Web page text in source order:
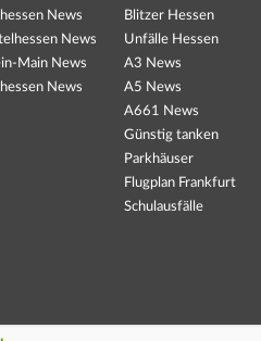
News
News
Main News
News
Blitzer Hessen
Unfälle Hessen
A3 News
A5 News
A661 News
Günstig tanken
Parkhäuser
Flugplan Frankfurt
Schulausfälle